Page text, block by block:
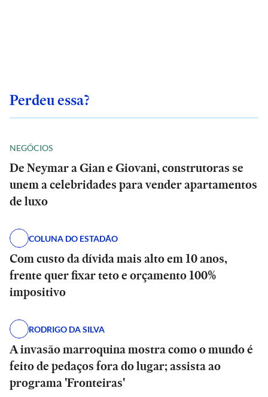
Perdeu essa?
NEGÓCIOS
De Neymar a Gian e Giovani, construtoras se
unem a celebridades para vender apartamentos
de luxo
COLUNA DO ESTADÃO
Com custo da dívida mais alto em 10 anos,
frente quer fixar teto e orçamento 100%
impositivo
RODRIGO DA SILVA
A invasão marroquina mostra como o mundo é
feito de pedaços fora do lugar; assista ao
programa 'Fronteiras'